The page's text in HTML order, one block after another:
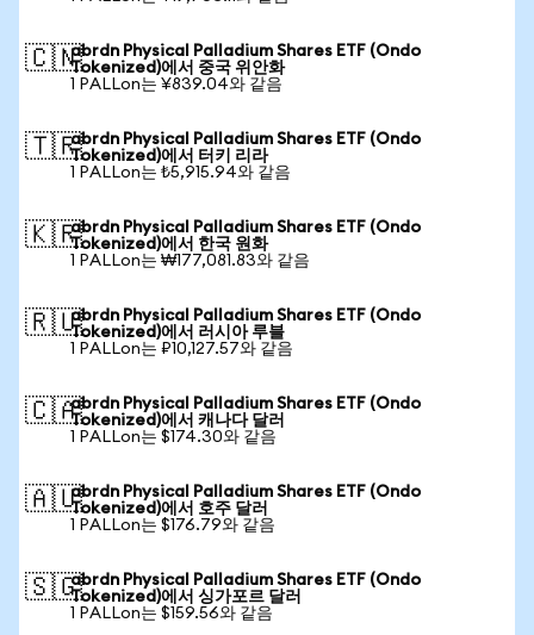
🇨🇳abrdn Physical Palladium Shares ETF (Ondo
Tokenized)에서 중국 위안화
1 PALLon는 ¥839.04와 같음
🇹🇷abrdn Physical Palladium Shares ETF (Ondo
Tokenized)에서 터키 리라
1 PALLon는 ₺5,915.94와 같음
🇰🇷abrdn Physical Palladium Shares ETF (Ondo
Tokenized)에서 한국 원화
1 PALLon는 ₩177,081.83와 같음
🇷🇺abrdn Physical Palladium Shares ETF (Ondo
Tokenized)에서 러시아 루블
1 PALLon는 ₽10,127.57와 같음
🇨🇦abrdn Physical Palladium Shares ETF (Ondo
Tokenized)에서 캐나다 달러
1 PALLon는 $174.30와 같음
🇦🇺abrdn Physical Palladium Shares ETF (Ondo
Tokenized)에서 호주 달러
1 PALLon는 $176.79와 같음
🇸🇬abrdn Physical Palladium Shares ETF (Ondo
Tokenized)에서 싱가포르 달러
1 PALLon는 $159.56와 같음